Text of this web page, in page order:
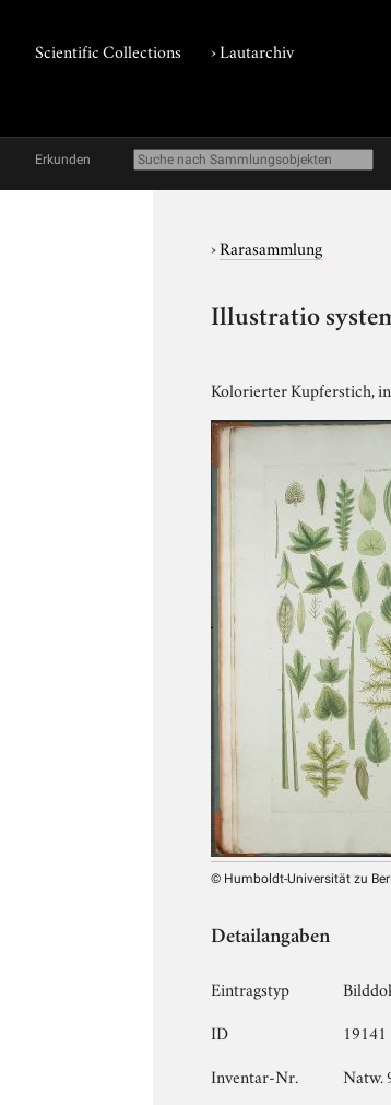
Scientific Collections ›Lautarchiv
Erkunden
›Rarasammlung
Illustratio
Kolorierter Kupferstich,
© Humboldt-Universität zu
Detailangaben
Eintragstyp
ID
19141
Inventar-Nr.
Natw.